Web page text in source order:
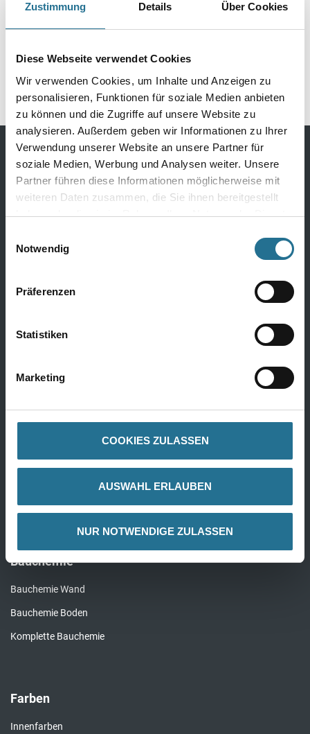
Zustimmung Details Über Cookies
Diese Webseite verwendet Cookies
Wir verwenden Cookies, um Inhalte und Anzeigen zu
personalisieren, Funktionen für soziale Medien anbieten
zu können und die Zugriffe auf unsere Website zu
analysieren. Außerdem geben wir Informationen zu Ihrer
Verwendung unserer Website an unsere Partner für
soziale Medien, Werbung und Analysen weiter. Unsere
Partner führen diese Informationen möglicherweise mit
weiteren Daten zusammen, die Sie ihnen bereitgestellt
haben oder die sie im Rahmen Ihrer Nutzung der Dienste
Notwendig
Präferenzen
Statistiken
Marketing
COOKIES ZULASSEN
AUSWAHL ERLAUBEN
NUR NOTWENDIGE ZULASSEN
5,15mt Kernsockelleiste
2003-000578
nussbaum island 5,15mt
Bodenbeläge
Design Bodenbeläge
Textile Bodenbeläge
Elastische Bodenbeläge
Parkett
Alle Bödenbeläge
Bauchemie
Bauchemie Wand
Bauchemie Boden
Komplette Bauchemie
Farben
Innenfarben